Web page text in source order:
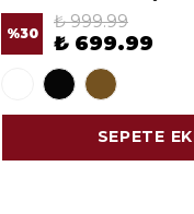
%30
₺ 999.99
₺ 699.99
SEPETE